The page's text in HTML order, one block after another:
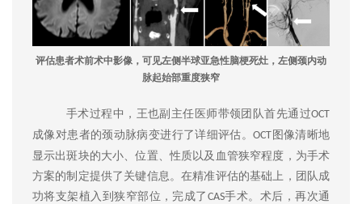
评估患者术前术中影像，可见左侧半球亚急性脑梗死灶，左侧颈内动
脉起始部重度狭窄
手术过程中，王也副主任医师带领团队首先通过OCT
成像对患者的颈动脉病变进行了详细评估。OCT 图像清晰地
显示出斑块的大小、位置、性质以及血管狭窄程度，为手术
方案的制定提供了关键信息。在精准评估的基础上，团队成
功将支架植入到狭窄部位，完成了 CAS手术。术后，再次通